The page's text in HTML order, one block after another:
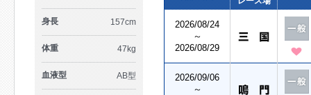
身長 157cm
体重 47kg
血液型 AB型
2026/08/24
～
2026/08/29
2026/09/06
～